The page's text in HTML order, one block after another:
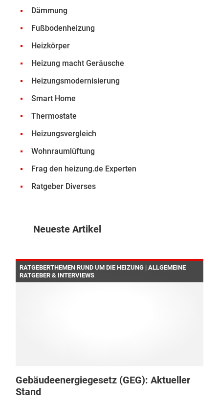
Dämmung
Fußbodenheizung
Heizkörper
Heizung macht Geräusche
Heizungsmodernisierung
Smart Home
Thermostate
Heizungsvergleich
Wohnraumlüftung
Frag den heizung.de Experten
Ratgeber Diverses
Neueste Artikel
RATGEBERTHEMEN RUND UM DIE HEIZUNG | ALLGEMEINE
RATGEBER & INTERVIEWS
Gebäudeenergiegesetz (GEG): Aktueller
Stand